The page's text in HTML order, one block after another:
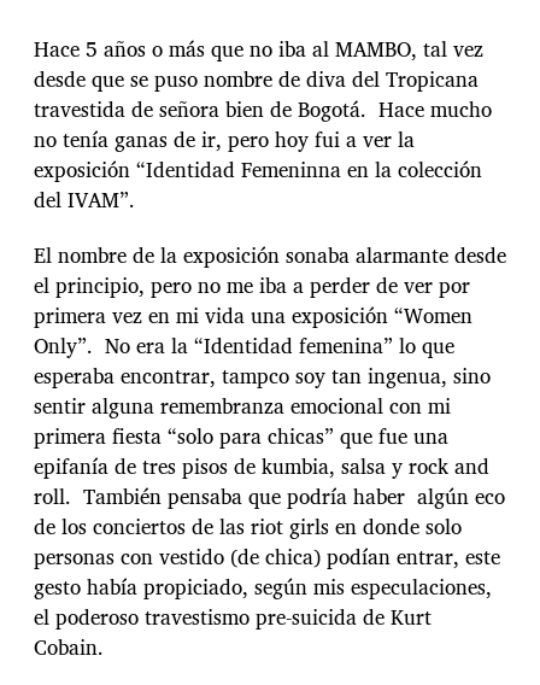
Hace 5 años o más que no iba al MAMBO, tal vez
desde que se puso nombre de diva del Tropicana
travestida de señora bien de Bogotá. Hace mucho
no tenía ganas de ir, pero hoy fui a ver la
exposición “Identidad Femeninna en la colección
del IVAM”.
El nombre de la exposición sonaba alarmante desde
el principio, pero no me iba a perder de ver por
primera vez en mi vida una exposición “Women
Only”. No era la “Identidad femenina” lo que
esperaba encontrar, tampco soy tan ingenua, sino
sentir alguna remembranza emocional con mi
primera fiesta “solo para chicas” que fue una
epifanía de tres pisos de kumbia, salsa y rock and
roll. También pensaba que podría haber algún eco
de los conciertos de las riot girls en donde solo
personas con vestido (de chica) podían entrar, este
gesto había propiciado, según mis especulaciones,
el poderoso travestismo pre-suicida de Kurt
Cobain.